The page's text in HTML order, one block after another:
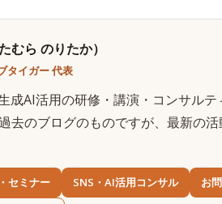
むら のりたか）
タイガー 代表
成AI活用の研修・講演・コンサルテ
去のブログのものですが、最新の
セミナー SNS・AI活用コンサル お